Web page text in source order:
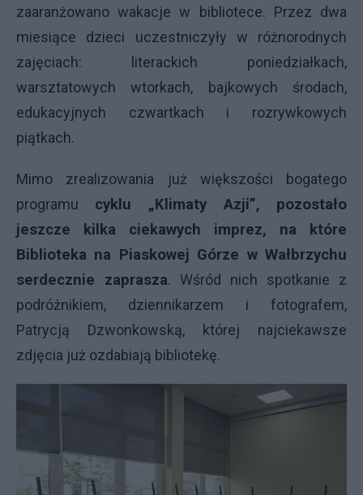
zaaranżowano wakacje w bibliotece. Przez dwa
miesiące dzieci uczestniczyły w różnorodnych
zajęciach: literackich poniedziałkach,
warsztatowych wtorkach, bajkowych środach,
edukacyjnych czwartkach i rozrywkowych
piątkach.
Mimo zrealizowania już większości bogatego
programu cyklu „Klimaty Azji”,
pozostało
jeszcze kilka ciekawych imprez, na które
Biblioteka na Piaskowej Górze w Wałbrzychu
serdecznie zaprasza. Wśród nich spotkanie z
podróżnikiem, dziennikarzem i fotografem,
Patrycją Dzwonkowską, której najciekawsze
zdjęcia już ozdabiają bibliotekę.